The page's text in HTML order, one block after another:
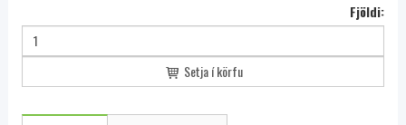
Fjöldi:
Setja í körfu